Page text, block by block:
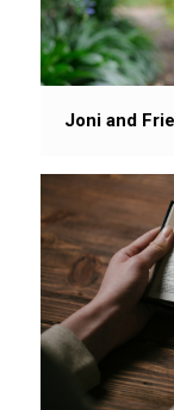
Joni and